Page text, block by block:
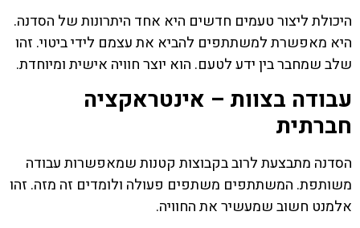
היכולת ליצור טעמים חדשים היא אחד היתרונות של הסדנה.
היא מאפשרת למשתתפים להביא את עצמם לידי ביטוי. זהו
שלב שמחבר בין ידע לטעם. הוא יוצר חוויה אישית ומיוחדת.
עבודה בצוות – אינטראקציה
חברתית
הסדנה מתבצעת לרוב בקבוצות קטנות שמאפשרות עבודה
משותפת. המשתתפים משתפים פעולה ולומדים זה מזה. זהו
אלמנט חשוב שמעשיר את החוויה.